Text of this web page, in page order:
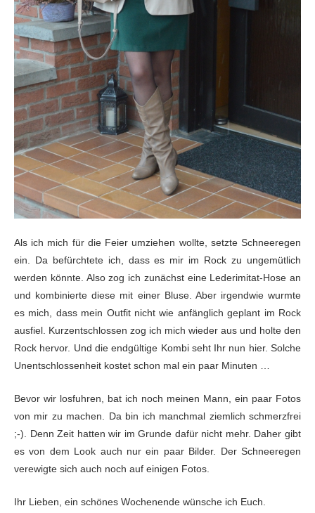
Als ich mich für die Feier umziehen wollte, setzte Schneeregen
ein. Da befürchtete ich, dass es mir im Rock zu ungemütlich
werden könnte. Also zog ich zunächst eine Lederimitat-Hose an
und kombinierte diese mit einer Bluse. Aber irgendwie wurmte
es mich, dass mein Outfit nicht wie anfänglich geplant im Rock
ausfiel. Kurzentschlossen zog ich mich wieder aus und holte den
Rock hervor. Und die endgültige Kombi seht Ihr nun hier. Solche
Unentschlossenheit kostet schon mal ein paar Minuten …
Bevor wir losfuhren, bat ich noch meinen Mann, ein paar Fotos
von mir zu machen. Da bin ich manchmal ziemlich schmerzfrei
;-). Denn Zeit hatten wir im Grunde dafür nicht mehr. Daher gibt
es von dem Look auch nur ein paar Bilder. Der Schneeregen
verewigte sich auch noch auf einigen Fotos.
Ihr Lieben, ein schönes Wochenende wünsche ich Euch.